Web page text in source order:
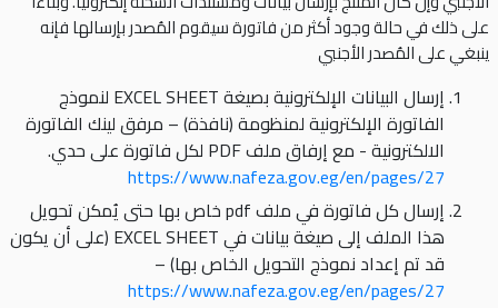
على ذلك في حالة وجود أكثر من فاتورة سيقوم المُصدر بإرسالها فإنه
ينبغي على المُصدر الأجنبي
إرسال البيانات الإلكترونية بصيغة EXCEL SHEET لنموذج
الفاتورة الإلكترونية لمنظومة (نافذة) – مرفق لينك الفاتورة
الالكترونية - مع إرفاق ملف PDF لكل فاتورة على حدي.
https://www.nafeza.gov.eg/en/pages/27
إرسال كل فاتورة في ملف pdf خاص بها حتى يُمكن تحويل
هذا الملف إلى صيغة بيانات في EXCEL SHEET (على أن يكون
قد تم إعداد نموذج التحويل الخاص بها) –
https://www.nafeza.gov.eg/en/pages/27